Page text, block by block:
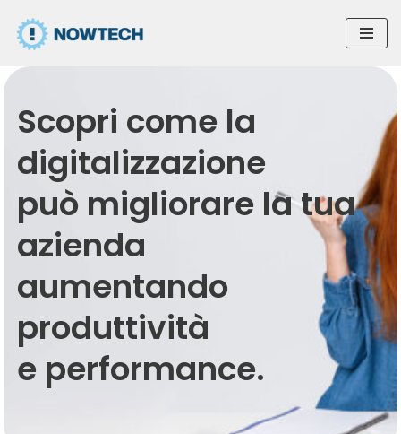
Vai
al
Scopri come la
digitalizzazione
può migliorare la tua
azienda
aumentando
produttività
e performance.